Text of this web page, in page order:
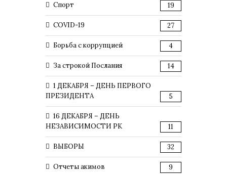
Спорт 19
COVID-19 27
Борьба с коррупцией 4
За строкой Послания 14
1 ДЕКАБРЯ – ДЕНЬ ПЕРВОГО
ПРЕЗИДЕНТА
5
16 ДЕКАБРЯ – ДЕНЬ
НЕЗАВИСИМОСТИ РК
11
ВЫБОРЫ 32
Отчеты акимов 9